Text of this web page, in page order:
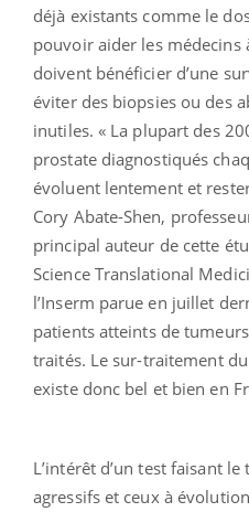
déjà existants comme le
pouvoir aider les médecins
doivent bénéficier d’une
éviter des biopsies ou des
inutiles. « La plupart des
prostate diagnostiqués
évoluent lentement et
Cory Abate-Shen,
principal auteur de cette
Science Translational
l’Inserm parue en juillet
patients atteints de
traités. Le sur-traitement
existe donc bel et bien en
L’intérêt d’un test faisant
agressifs et ceux à